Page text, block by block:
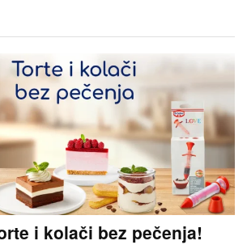
i kolači bez pečenja!